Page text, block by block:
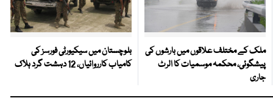
ملک کے مختلف علاقوں میں بارشوں کی
پیشگوئی، محکمہ موسمیات کا الرٹ
جاری
بلوچستان میں سیکیورٹی فورسز کی
کامیاب کارروائیاں، 12 دہشت گرد ہلاک